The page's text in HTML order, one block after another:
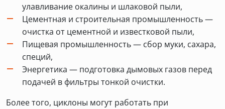
улавливание окалины и шлаковой пыли,
Цементная и строительная промышленность —
очистка от цементной и известковой пыли,
Пищевая промышленность — сбор муки, сахара,
специй,
Энергетика — подготовка дымовых газов перед
подачей в фильтры тонкой очистки.
Более того, циклоны могут работать при